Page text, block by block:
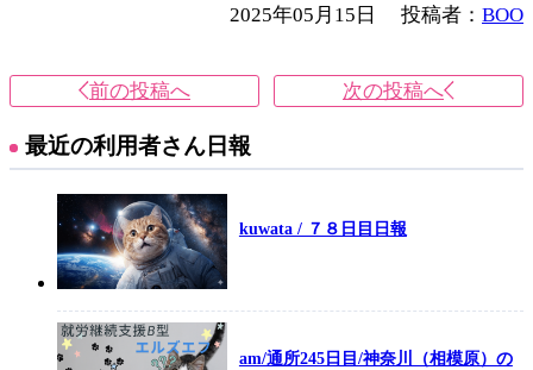
2025年05月15日 投稿者： BOO
前の投稿へ 次の投稿へ
最近の利用者さん日報
kuwata / ７８日目日報
am/通所245日目/神奈川（相模原）の